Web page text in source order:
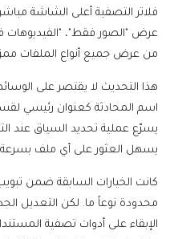
فلاتر التصفية أعلى الشاشة
عرض "الصور فقط"، "الفيديوهات
من عرض جميع أنواع الملفات
هذا التحديث لا يقتصر على
اسم المحادثة كعنوان رئيسي
يسرّع عملية تحديد السياق عند
يسهل العثور على أي ملف بسرعة
كانت الخيارات السابقة ضمن
محدودة نوعاً ما. لكن التعديل
الإبقاء على أدوات تصفية